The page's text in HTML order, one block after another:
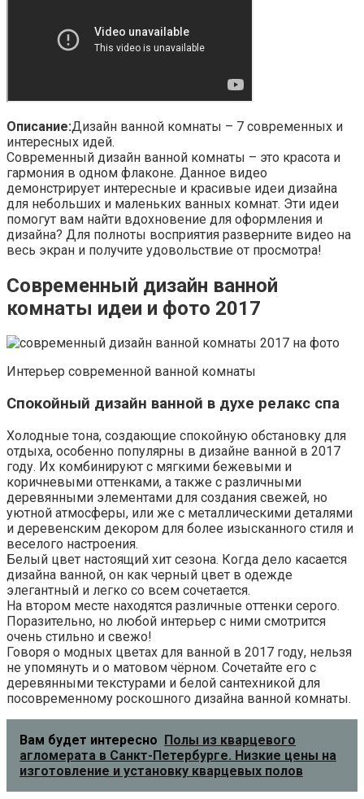
Описание:Дизайн ванной комнаты – 7 современных и
интересных идей.
Современный дизайн ванной комнаты – это красота и
гармония в одном флаконе. Данное видео
демонстрирует интересные и красивые идеи дизайна
для небольших и маленьких ванных комнат. Эти идеи
помогут вам найти вдохновение для оформления и
дизайна? Для полноты восприятия разверните видео на
весь экран и получите удовольствие от просмотра!
Современный дизайн ванной
комнаты идеи и фото 2017
Интерьер современной ванной комнаты
Спокойный дизайн ванной в духе релакс спа
Холодные тона, создающие спокойную обстановку для
отдыха, особенно популярны в дизайне ванной в 2017
году. Их комбинируют с мягкими бежевыми и
коричневыми оттенками, а также с различными
деревянными элементами для создания свежей, но
уютной атмосферы, или же с металлическими деталями
и деревенским декором для более изысканного стиля и
веселого настроения.
Белый цвет настоящий хит сезона. Когда дело касается
дизайна ванной, он как черный цвет в одежде
элегантный и легко со всем сочетается.
На втором месте находятся различные оттенки серого.
Поразительно, но любой интерьер с ними смотрится
очень стильно и свежо!
Говоря о модных цветах для ванной в 2017 году, нельзя
не упомянуть и о матовом чёрном. Сочетайте его с
деревянными текстурами и белой сантехникой для
посовременному роскошного дизайна ванной комнаты.
Вам будет интересно Полы из кварцевого
агломерата в Санкт-Петербурге. Низкие цены на
изготовление и установку кварцевых полов